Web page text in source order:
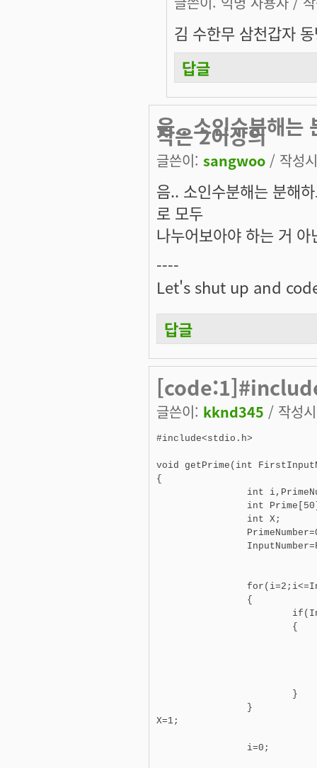
김 수한무 삼천갑자
답글
음.. 소인수분해는
작은 2이상의
글쓴이: sangwoo / 작성
음.. 소인수분해는 분해
로 모두
나누어보아야 하는 거 아
----
Let's shut up and
답글
글쓴이: kknd345 / 작성
#include<stdio.h>
void getPrime(int
{
X=1;